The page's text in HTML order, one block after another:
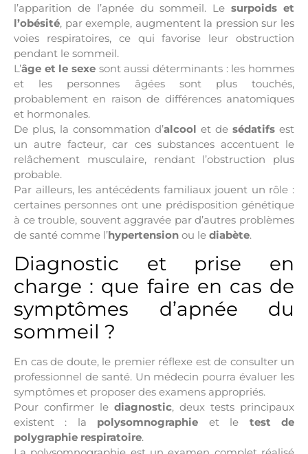
l’apparition de l’apnée du sommeil. Lesurpoids et
l’obésité, par exemple, augmentent la pression sur les
voies respiratoires, ce qui favorise leur obstruction
pendant le sommeil.
L’âge et le sexe sont aussi déterminants : les hommes
et les personnes âgées sont plus touchés,
probablement en raison de différences anatomiques
et hormonales.
De plus, la consommation d’alcool et de sédatifs est
un autre facteur, car ces substances accentuent le
relâchement musculaire, rendant l’obstruction plus
probable.
Par ailleurs, les antécédents familiaux jouent un rôle :
certaines personnes ont une prédisposition génétique
à ce trouble, souvent aggravée par d’autres problèmes
de santé comme l’hypertension ou le diabète.
Diagnostic et prise en
charge : que faire en cas de
symptômes d’apnée du
sommeil ?
En cas de doute, le premier réflexe est de consulter un
professionnel de santé. Un médecin pourra évaluer les
symptômes et proposer des examens appropriés.
Pour confirmer le diagnostic, deux tests principaux
existent : la polysomnographie et le test de
polygraphie respiratoire.